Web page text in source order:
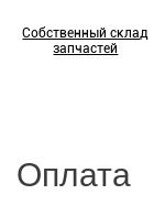
Собственный склад
запчастей
Оплата